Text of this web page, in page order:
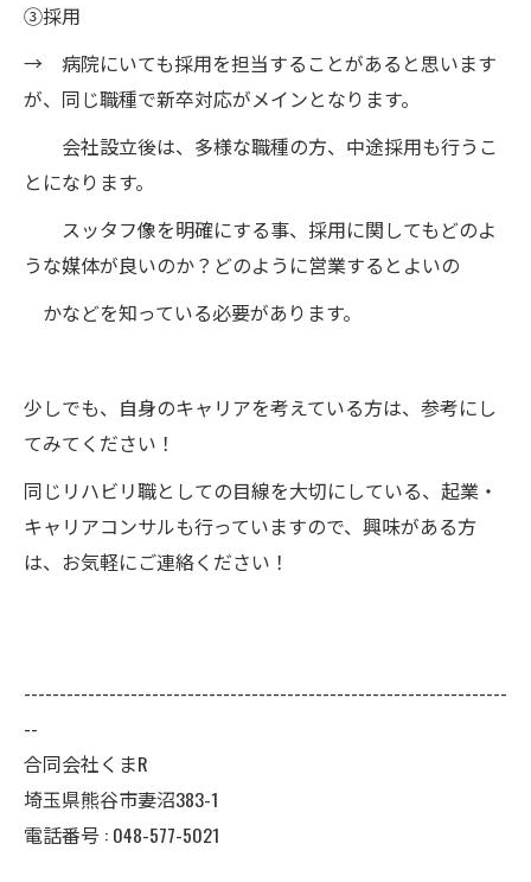
③採用
→ 病院にいても採用を担当することがあると思います
が、同じ職種で新卒対応がメインとなります。
会社設立後は、多様な職種の方、中途採用も行うこ
とになります。
スッタフ像を明確にする事、採用に関してもどのよ
うな媒体が良いのか？どのように営業するとよいの
かなどを知っている必要があります。
少しでも、自身のキャリアを考えている方は、参考にし
てみてください！
同じリハビリ職としての目線を大切にしている、起業・
キャリアコンサルも行っていますので、興味がある方
は、お気軽にご連絡ください！
--------------------------------------------------------------------
--
合同会社くまR
埼玉県熊谷市妻沼383-1
電話番号 : 048-577-5021